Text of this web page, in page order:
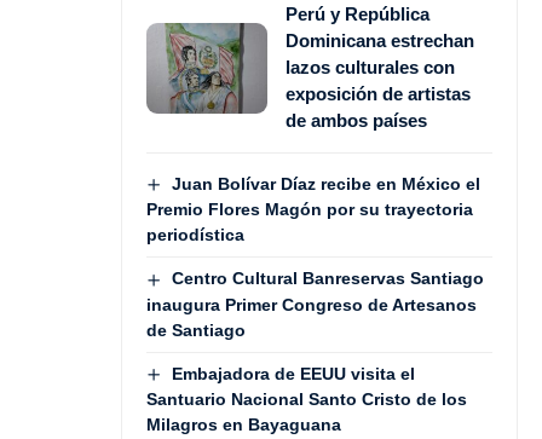
Perú y República
Dominicana estrechan
lazos culturales con
exposición de artistas
de ambos países
Juan Bolívar Díaz recibe en México el
Premio Flores Magón por su trayectoria
periodística
Centro Cultural Banreservas Santiago
inaugura Primer Congreso de Artesanos
de Santiago
Embajadora de EEUU visita el
Santuario Nacional Santo Cristo de los
Milagros en Bayaguana